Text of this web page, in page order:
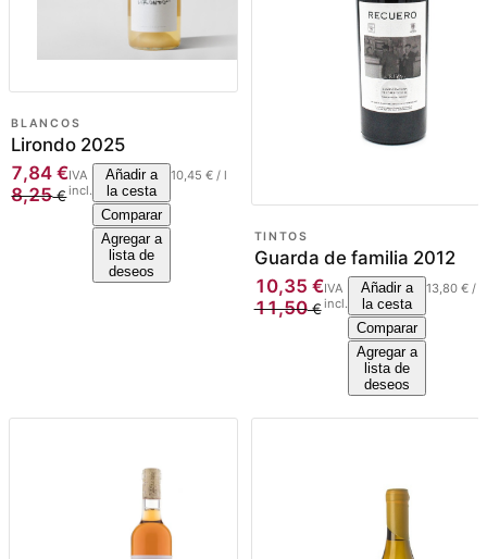
BLANCOS
Lirondo 2025
7,84 €
8,25€
IVA
incl.
10,45 € / l
Añadir a
la cesta
Comparar
Agregar a
lista de
deseos
TINTOS
Guarda de familia 2012
10,35 €
11,50€
IVA
incl.
13,80€/
Añadir a
la cesta
Comparar
Agregar a
lista de
deseos